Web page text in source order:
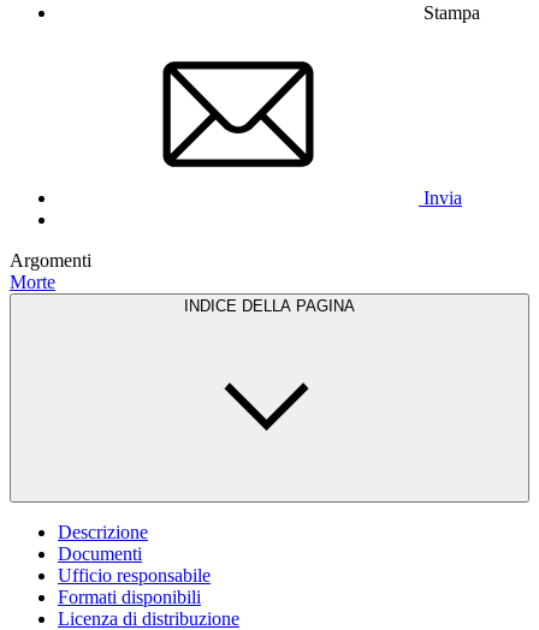
Stampa
Invia
Argomenti
Morte
INDICE DELLA PAGINA
Descrizione
Documenti
Ufficio responsabile
Formati disponibili
Licenza di distribuzione